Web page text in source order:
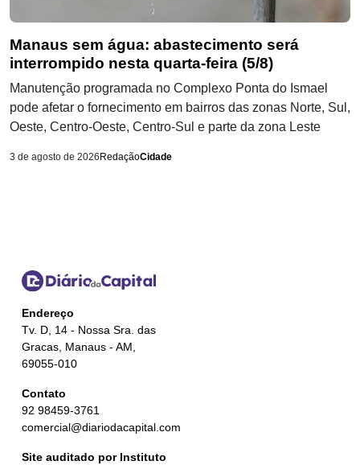
Manaus sem água: abastecimento será
interrompido nesta quarta-feira (5/8)
Manutenção programada no Complexo Ponta do Ismael
pode afetar o fornecimento em bairros das zonas Norte, Sul,
Oeste, Centro-Oeste, Centro-Sul e parte da zona Leste
3 de agosto de 2026 RedaçãoCidade
Endereço
Tv. D, 14 - Nossa Sra. das
Gracas, Manaus - AM,
69055-010
Contato
92 98459-3761
comercial@diariodacapital.com
Site auditado por Instituto